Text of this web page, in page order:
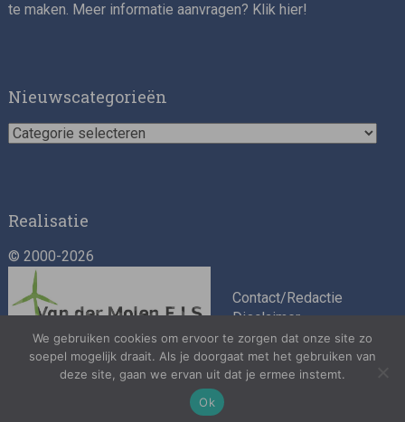
te maken. Meer informatie aanvragen? Klik hier!
Nieuwscategorieën
Nieuwscategorieën
Realisatie
© 2000-2026
Contact/Redactie
Disclaimer
Algemene
voorwaarden
Privacybeleid
We gebruiken cookies om ervoor te zorgen dat onze site zo
soepel mogelijk draait. Als je doorgaat met het gebruiken van
deze site, gaan we ervan uit dat je ermee instemt.
Ok